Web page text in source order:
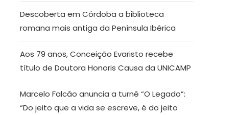
Descoberta em Córdoba a biblioteca
romana mais antiga da Península Ibérica
Aos 79 anos, Conceição Evaristo recebe
título de Doutora Honoris Causa da UNICAMP
Marcelo Falcão anuncia a turnê “O Legado”:
“Do jeito que a vida se escreve, é do jeito